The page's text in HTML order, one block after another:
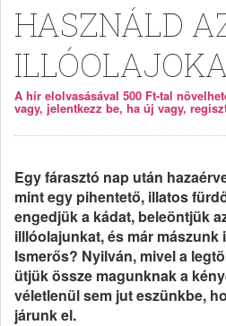
HASZNÁLD
A hír elolvasásával 500 Ft-tal
vagy, jelentkezz be, ha új vagy,
Egy fárasztó nap után
mint egy pihentető, illatos
engedjük a kádat, beleöntjük
illlóolajunkat, és már mászunk
Ismerős? Nyilván, mivel a
ütjük össze magunknak a
véletlenül sem jut eszünkbe,
járunk el.